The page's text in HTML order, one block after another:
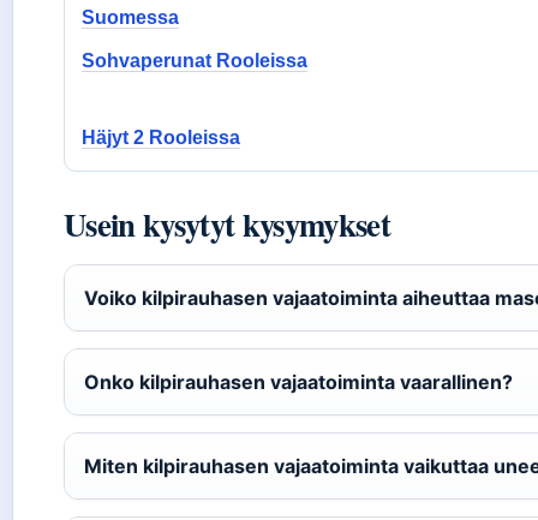
Suomessa
Sohvaperunat Rooleissa
Häjyt 2 Rooleissa
Usein kysytyt kysymykset
Voiko kilpirauhasen vajaatoiminta aiheuttaa
Onko kilpirauhasen vajaatoiminta vaarallinen?
Miten kilpirauhasen vajaatoiminta vaikuttaa